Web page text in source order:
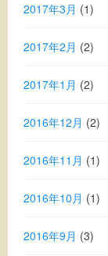
2017年3月 (1)
2017年2月 (2)
2017年1月 (2)
2016年12月 (2)
2016年11月 (1)
2016年10月 (1)
2016年9月 (3)